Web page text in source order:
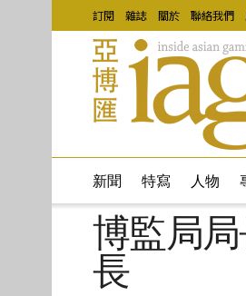
訂閱 雜誌 關於 聯絡我們
新聞 特寫 人物
博監局
長